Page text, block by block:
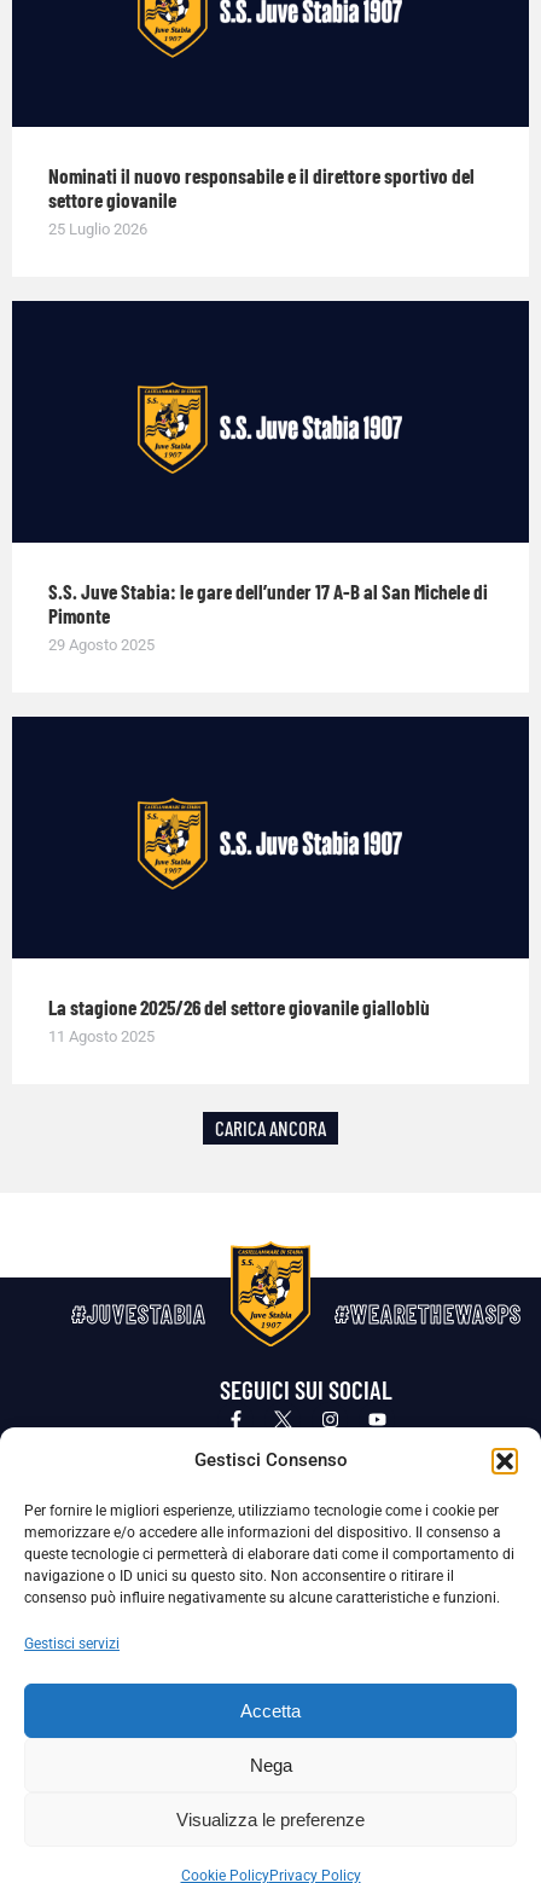
Gestisci Consenso
Per fornire le migliori esperienze, utilizziamo tecnologie come i cookie per
memorizzare e/o accedere alle informazioni del dispositivo. Il consenso a
queste tecnologie ci permetterà di elaborare dati come il comportamento di
navigazione o ID unici su questo sito. Non acconsentire o ritirare il
consenso può influire negativamente su alcune caratteristiche e funzioni.
Gestisci servizi
Accetta
Nega
Visualizza le preferenze
Cookie PolicyPrivacy Policy
Nominati il nuovo responsabile e il direttore sportivo del
settore giovanile
25 Luglio 2026
S.S. Juve Stabia: le gare dell’under 17 A-B al San Michele di
Pimonte
29 Agosto 2025
La stagione 2025/26 del settore giovanile gialloblù
11 Agosto 2025
CARICA ANCORA
#JUVESTABIA #WEARETHEWASPS
SEGUICI SUI SOCIAL
Privacy Policy Cookie Policy
La Società ha nominato il Responsabile della Protezione dei Dati Personali (DPO), figura specializzata che vigila sulle modalità
adottate dalla nostra Società per tutelare i Suoi dati personali.
Per contattare il DPO può scrivere a
La Società ha inoltre adottato un proprio Codice Etico, consultabile al seguente link:
Scarica il Codice Etico